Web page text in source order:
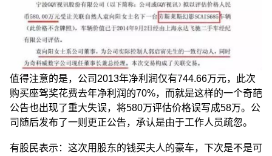
值得注意的是，公司2013年净利润仅有744.66万元，此次
购买座驾奖花费去年净利润的70%，而就是这样的一个奇葩
公告也出现了重大失误，将580万评估价格误写成58万。公
司随后发布了一则更正公告，承认是由于工作人员疏忽。
有股民表示：这次用股东的钱买夫人的豪车，下次是不是可